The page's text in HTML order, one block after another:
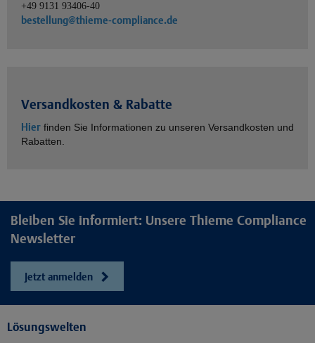
+49 9131 93406-40
bestellung@thieme-compliance.de
Versandkosten & Rabatte
Hier finden Sie Informationen zu unseren Versandkosten und
Rabatten.
Bleiben Sie informiert: Unsere Thieme Compliance
Newsletter
Jetzt anmelden
Lösungswelten